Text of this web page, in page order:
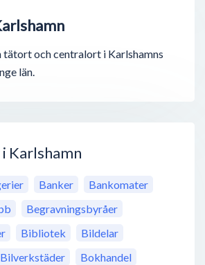
tätort och centralort i Karlshamns
län.
Karlshamn
Banker
Bankomater
Begravningsbyråer
Bibliotek
Bildelar
Bilverkstäder
Bokhandel